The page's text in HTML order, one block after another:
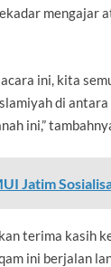
mengajar
ini, kita
di antara
ini,”
Jatim
terima kasih
ini berjalan